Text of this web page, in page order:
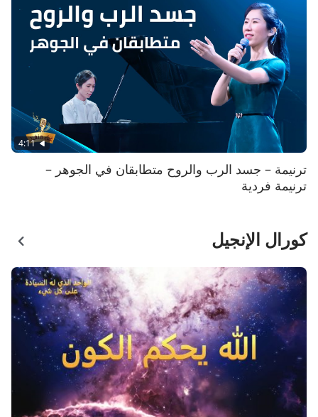
4:11
ترنيمة – جسد الرب والروح متطابقان في الجوهر –
ترنيمة فردية
كورال الإنجيل